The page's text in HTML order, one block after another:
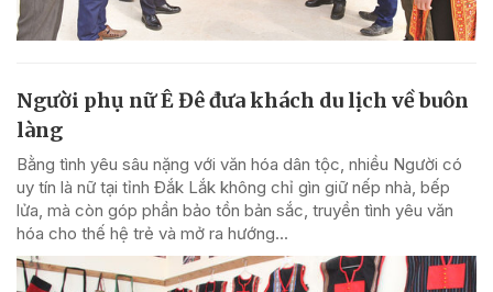
Người phụ nữ Ê Đê đưa khách du lịch về buôn
làng
Bằng tình yêu sâu nặng với văn hóa dân tộc, nhiều Người có
uy tín là nữ tại tỉnh Đắk Lắk không chỉ gìn giữ nếp nhà, bếp
lửa, mà còn góp phần bảo tồn bản sắc, truyền tình yêu văn
hóa cho thế hệ trẻ và mở ra hướng...